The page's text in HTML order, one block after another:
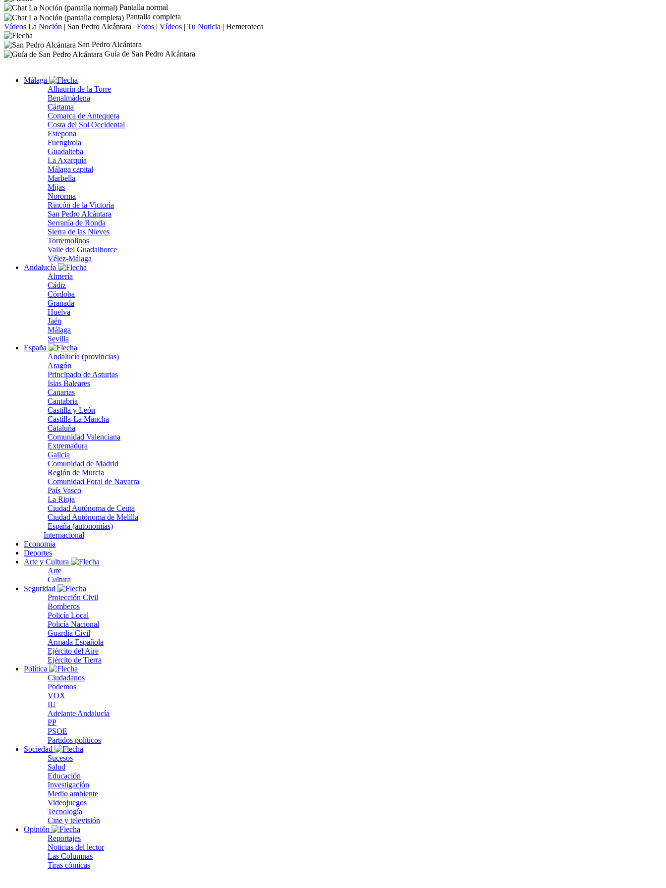
Pantalla normal
Pantalla completa
Vídeos La Noción | San Pedro Alcántara | Fotos | Vídeos | Tu Noticia | Hemeroteca
San Pedro Alcántara
Guía de San Pedro Alcántara
Málaga
Alhaurín de la Torre
Benalmádena
Cártama
Comarca de Antequera
Costa del Sol Occidental
Estepona
Fuengirola
Guadalteba
La Axarquía
Málaga capital
Marbella
Mijas
Nororma
Rincón de la Victoria
San Pedro Alcántara
Serranía de Ronda
Sierra de las Nieves
Torremolinos
Valle del Guadalhorce
Vélez-Málaga
Andalucía
Almería
Cádiz
Córdoba
Granada
Huelva
Jaén
Málaga
Sevilla
España
Andalucía (provincias)
Aragón
Principado de Asturias
Islas Baleares
Canarias
Cantabria
Castilla y León
Castilla-La Mancha
Cataluña
Comunidad Valenciana
Extremadura
Galicia
Comunidad de Madrid
Región de Murcia
Comunidad Foral de Navarra
País Vasco
La Rioja
Ciudad Autónoma de Ceuta
Ciudad Autónoma de Melilla
España (autonomías)
Internacional
Economía
Deportes
Arte y Cultura
Arte
Cultura
Seguridad
Protección Civil
Bomberos
Policía Local
Policía Nacional
Guardia Civil
Armada Española
Ejército del Aire
Ejército de Tierra
Política
Ciudadanos
Podemos
VOX
IU
Adelante Andalucía
PP
PSOE
Partidos políticos
Sociedad
Sucesos
Salud
Educación
Investigación
Medio ambiente
Videojuegos
Tecnología
Cine y televisión
Opinión
Reportajes
Noticias del lector
Las Columnas
Tiras cómicas